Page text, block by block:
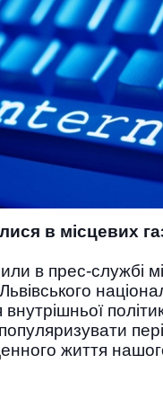
в місцевих
в прес-службі
життя